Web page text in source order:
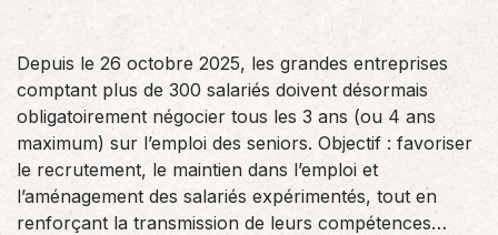
Depuis le 26 octobre 2025, les grandes entreprises
comptant plus de 300 salariés doivent désormais
obligatoirement négocier tous les 3 ans (ou 4 ans
maximum) sur l’emploi des seniors. Objectif : favoriser
le recrutement, le maintien dans l’emploi et
l’aménagement des salariés expérimentés, tout en
renforçant la transmission de leurs compétences…